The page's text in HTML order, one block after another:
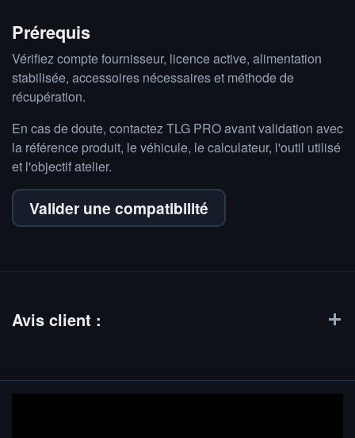
Prérequis
Vérifiez compte fournisseur, licence active, alimentation
stabilisée, accessoires nécessaires et méthode de
récupération.
En cas de doute, contactez TLG PRO avant validation avec
la référence produit, le véhicule, le calculateur, l'outil utilisé
et l'objectif atelier.
Valider une compatibilité
Avis client :